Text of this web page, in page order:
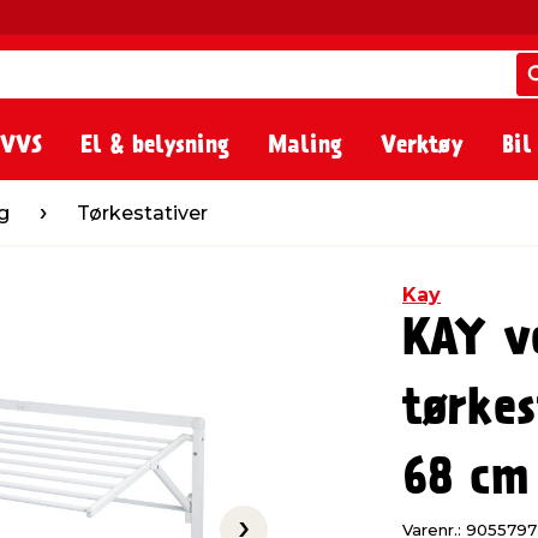
El & belysning Maling Verktøy
Tørkestativer
Kay
KAY
68
Varenr.: 9055797